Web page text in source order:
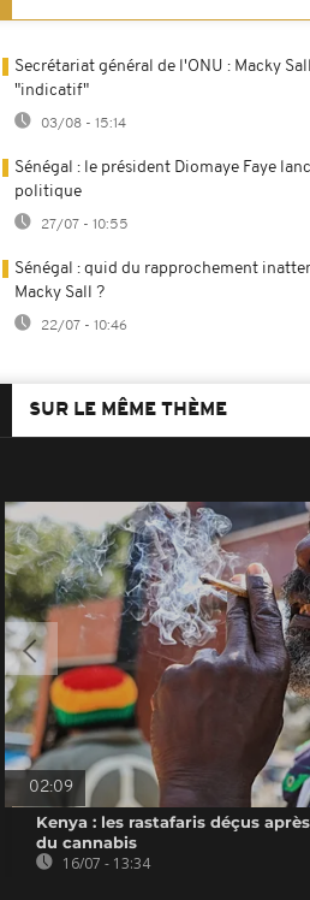
Secrétariat général de l'ONU : Macky
"indicatif"
03/08 - 15:14
Sénégal : le président Diomaye Faye
politique
27/07 - 10:55
Sénégal : quid du rapprochement
Macky Sall ?
22/07 - 10:46
SUR LE MÊME THÈME
02:09
Kenya : les rastafaris déçus
du cannabis
16/07 - 13:34